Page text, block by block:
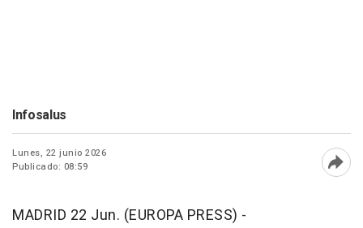
Infosalus
Lunes, 22 junio 2026
Publicado: 08:59
MADRID 22 Jun. (EUROPA PRESS) -